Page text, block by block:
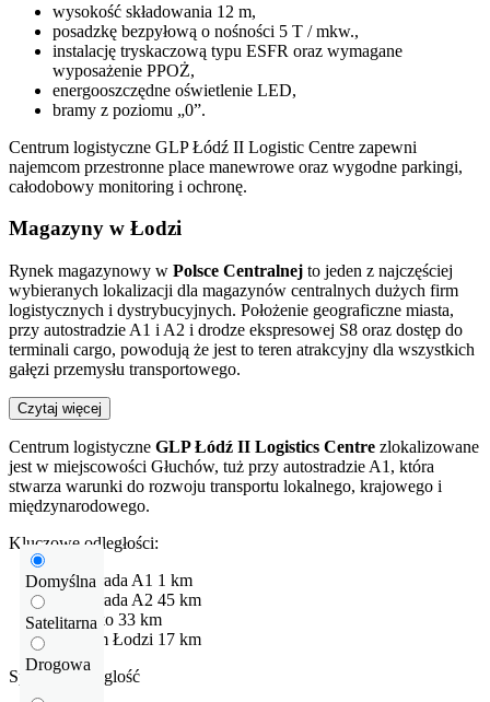
wysokość składowania 12 m,
posadzkę bezpyłową o nośności 5 T / mkw.,
instalację tryskaczową typu ESFR oraz wymagane
wyposażenie PPOŻ,
energooszczędne oświetlenie LED,
bramy z poziomu „0”.
Centrum logistyczne GLP Łódź II Logistic Centre zapewni
najemcom przestronne place manewrowe oraz wygodne parkingi,
całodobowy monitoring i ochronę.
Magazyny w Łodzi
Rynek magazynowy w Polsce Centralnej to jeden z najczęściej
wybieranych lokalizacji dla magazynów centralnych dużych firm
logistycznych i dystrybucyjnych. Położenie geograficzne miasta,
przy autostradzie A1 i A2 i drodze ekspresowej S8 oraz dostęp do
terminali cargo, powodują że jest to teren atrakcyjny dla wszystkich
gałęzi przemysłu transportowego.
Czytaj więcej
Centrum logistyczne GLP Łódź II Logistics Centre zlokalizowane
jest w miejscowości Głuchów, tuż przy autostradzie A1, która
stwarza warunki do rozwoju transportu lokalnego, krajowego i
międzynarodowego.
Domyślna
Satelitarna
Drogowa
Kluczowe odległości:
Autostrada A1 1 km
Autostrada A2 45 km
Lotnisko 33 km
centrum Łodzi 17 km
Sprawdź odleglość